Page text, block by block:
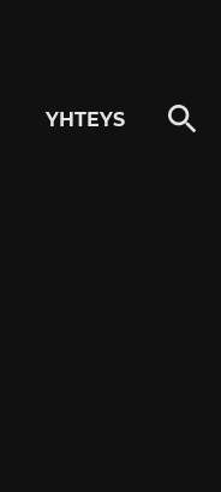
YHTEYS